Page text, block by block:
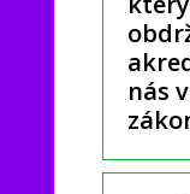
nás